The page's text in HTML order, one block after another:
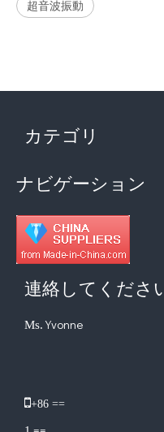
超音波振動
カテゴリ
ナビゲーション
連絡してくださ
Ms. Yvonne
+86 ==